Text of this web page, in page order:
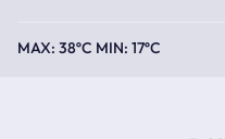
38ºC 17ºC